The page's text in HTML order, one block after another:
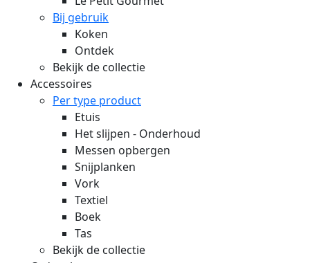
Bij gebruik
Koken
Ontdek
Bekijk de collectie
Accessoires
Per type product
Etuis
Het slijpen - Onderhoud
Messen opbergen
Snijplanken
Vork
Textiel
Boek
Tas
Bekijk de collectie